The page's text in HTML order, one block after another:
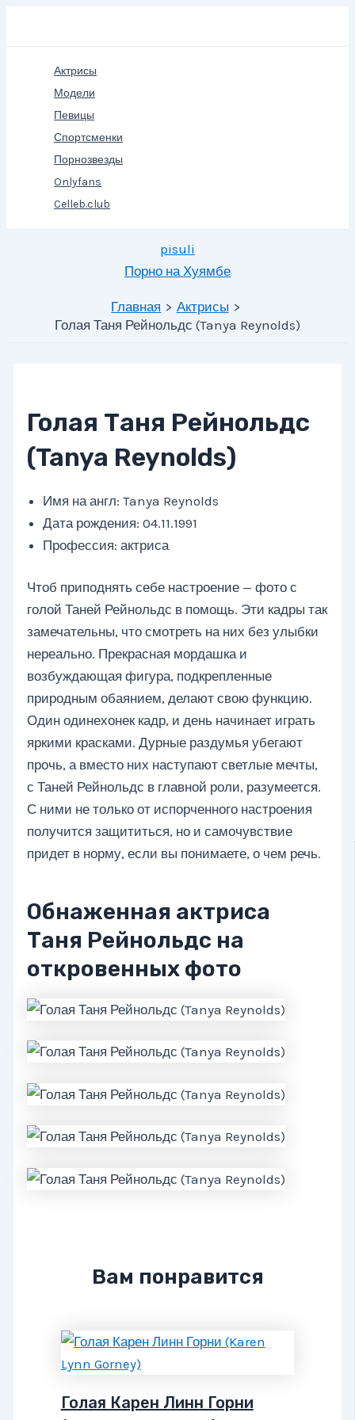
Актрисы
Модели
Певицы
Спортсменки
Порнозвезды
Onlyfans
Celleb.club
pisuli
Порно на Хуямбе
Главная
Актрисы
Голая Таня Рейнольдс (Tanya Reynolds)
Голая Таня Рейнольдс
(Tanya Reynolds)
Имя на англ: Tanya Reynolds
Дата рождения: 04.11.1991
Профессия: актриса
Чтоб приподнять себе настроение — фото с
голой Таней Рейнольдс в помощь. Эти кадры так
замечательны, что смотреть на них без улыбки
нереально. Прекрасная мордашка и
возбуждающая фигура, подкрепленные
природным обаянием, делают свою функцию.
Один одинехонек кадр, и день начинает играть
яркими красками. Дурные раздумья убегают
прочь, а вместо них наступают светлые мечты,
с Таней Рейнольдс в главной роли, разумеется.
С ними не только от испорченного настроения
получится защититься, но и самочувствие
придет в норму, если вы понимаете, о чем речь.
Обнаженная актриса
Таня Рейнольдс на
откровенных фото
Вам понравится
Голая Карен Линн Горни